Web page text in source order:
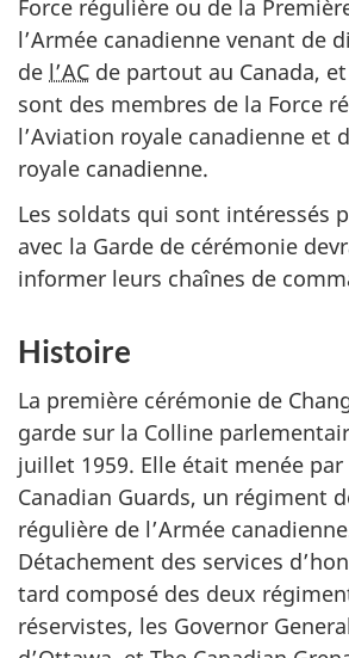
Force régulière ou de la
l’Armée canadienne venant de
de l’AC de partout au Canada,
sont des membres de la Force
l’Aviation royale canadienne et
royale canadienne.
Les soldats qui sont intéressés
avec la Garde de cérémonie
informer leurs chaînes de
Histoire
La première cérémonie de
garde sur la Colline
juillet 1959. Elle était menée
Canadian Guards, un régiment
régulière de l’Armée
Détachement des services
tard composé des deux
réservistes, les Governor